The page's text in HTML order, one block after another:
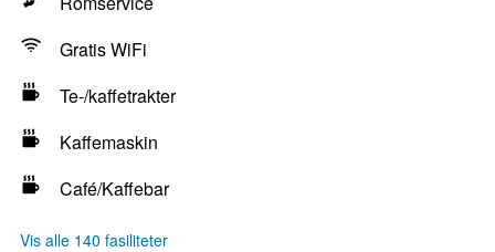
Gratis WiFi
Te-/kaffetrakter
Kaffemaskin
Café/Kaffebar
Vis alle 140 fasiliteter